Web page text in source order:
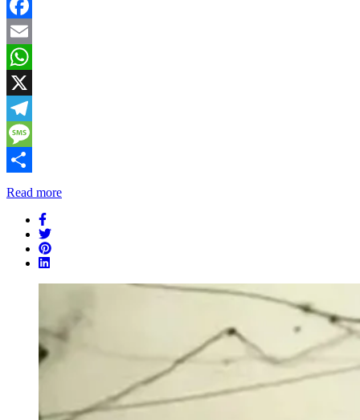
Facebook
Email
WhatsApp
X
Telegram
Message
Share
Read more